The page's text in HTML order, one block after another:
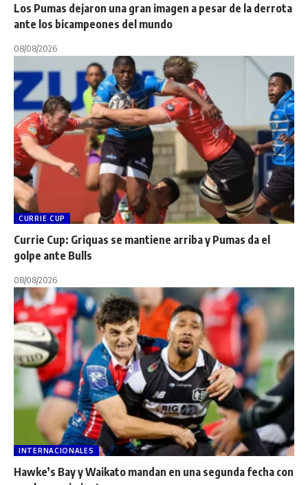
Los Pumas dejaron una gran imagen a pesar de la derrota
ante los bicampeones del mundo
08/08/2026
CURRIE CUP
Currie Cup: Griquas se mantiene arriba y Pumas da el
golpe ante Bulls
08/08/2026
INTERNACIONALES
Hawke’s Bay y Waikato mandan en una segunda fecha con